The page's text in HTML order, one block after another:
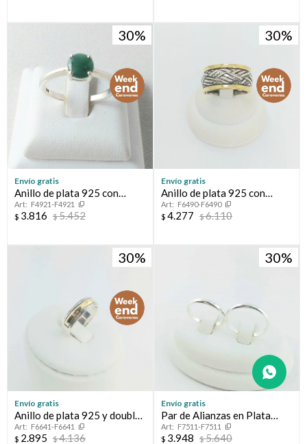
30
Envío gratis
Anillo de plata 925 con
esmeralda natural engarze
de 4 puntas. Diámetro de la
F4921-F4921
$ 3.816 $5.452
30
Envío gratis
Anillo de plata 925 con
filetes en double de oro 18
ktes.
F6490-F6490
$ 4.277 $6.110
30
Envío gratis
Anillo de plata 925 y double
en oro 1 ktes. IDEAL PARA
F6641-F6641
$ 2.895 $4.136
30
Envío gratis
Par de Alianzas en Plata
925.F7511-F7511
$ 3.948 $5.640